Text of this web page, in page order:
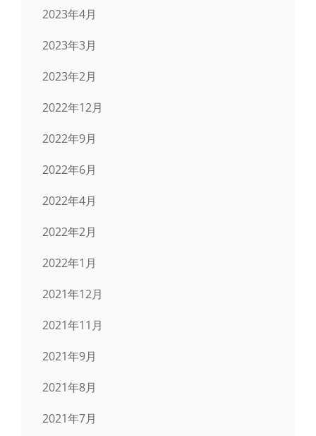
2023年4月
2023年3月
2023年2月
2022年12月
2022年9月
2022年6月
2022年4月
2022年2月
2022年1月
2021年12月
2021年11月
2021年9月
2021年8月
2021年7月